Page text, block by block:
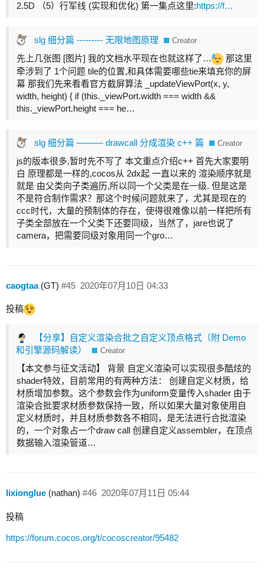
2.5D （5）行军线 (实现和优化) 第一集点这里:https://f…
slg 细分篇 --------- 无限地图原理 Creator
先上几张图 [图片] 我的文档水平现在也就这样了…
那这里
牵涉到了 1个问题 tile的位置,和具体需要哪些tie来填充你的屏
幕 那我们先来看看官方截屏算法 _updateViewPort(x, y,
width, height) { if (this._viewPort.width === width &&
this._viewPort.height === he…
slg 细分篇 ——— drawcall 分成渲染 c++ 篇 Creator
js的版本很多,暂时先不写了 本文重点介绍c++ 首先大家要明
白 原理都是一样的,cocos从 2dx起 一直以来的 渲染顺序就是
就是 由父类向子类遍历,所以同一个父类是在一级. 但是这是
不是符合制作需求？那这个时候问题就来了，尤其是现在的
ccc时代，大量的预制体的存在，使得很难像以前一样把所有
子类全部放在一个父类下还要同级，当然了，jare也说了
camera，把需要同级对象用同一个gro…
caogtaa(GT) 2020年07月10日 04:33
#45
投稿
【分享】自定义渲染合批之自定义顶点格式（附 Demo
和引擎源码解读）
Creator
【本文参与征文活动】 背景 自定义渲染可以实现很多酷炫的
shader特效，目前常用的有两种方法： 创建自定义材质，给
材质增加参数。这个参数会作为uniform变量传入shader 由于
渲染合批要求材质参数保持一致，所以如果大量对象使用自
定义材质时，并且材质参数各不相同，是无法进行合批渲染
的，一个对象占一个draw call 创建自定义assembler，在顶点
数据输入渲染管道…
lixionglue (nathan) 2020年07月11日 05:44
#46
投稿
https://forum.cocos.org/t/cocoscreator/95482